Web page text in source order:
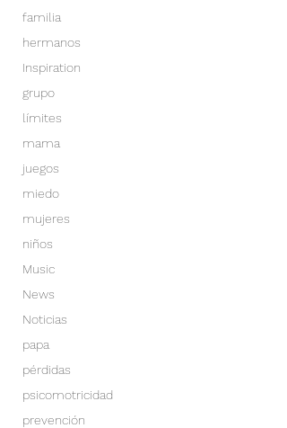
familia
hermanos
Inspiration
grupo
límites
mama
juegos
miedo
mujeres
niños
Music
News
Noticias
papa
pérdidas
psicomotricidad
prevención